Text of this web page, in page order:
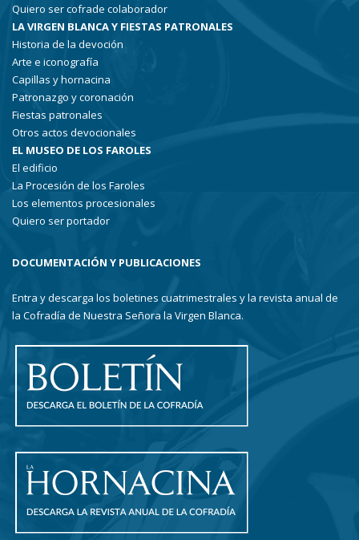
Quiero ser cofrade colaborador
LA VIRGEN BLANCA Y FIESTAS PATRONALES
Historia de la devoción
Arte e iconografía
Capillas y hornacina
Patronazgo y coronación
Fiestas patronales
Otros actos devocionales
EL MUSEO DE LOS FAROLES
El edificio
La Procesión de los Faroles
Los elementos procesionales
Quiero ser portador
DOCUMENTACIÓN Y PUBLICACIONES
Entra y descarga los boletines cuatrimestrales y la revista anual de
la Cofradía de Nuestra Señora la Virgen Blanca.